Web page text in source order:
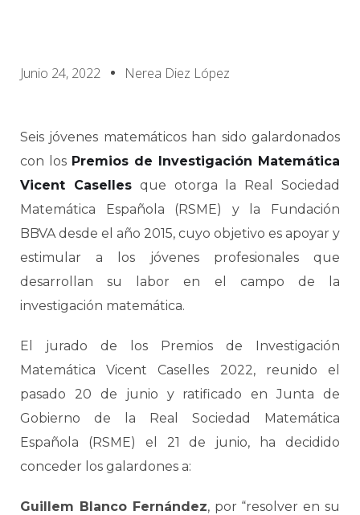
Junio 24, 2022 Nerea Diez López
Seis jóvenes matemáticos han sido galardonados
con los Premios de Investigación Matemática
Vicent Casellesque otorga la Real Sociedad
Matemática Española (RSME) y la Fundación
BBVA desde el año 2015, cuyo objetivo es apoyar y
estimular a los jóvenes profesionales que
desarrollan su labor en el campo de la
investigación matemática.
El jurado de los Premios de Investigación
Matemática Vicent Caselles 2022, reunido el
pasado 20 de junio y ratificado en Junta de
Gobierno de la Real Sociedad Matemática
Española (RSME) el 21 de junio, ha decidido
conceder los galardones a:
Guillem Blanco Fernández, por “resolver en su